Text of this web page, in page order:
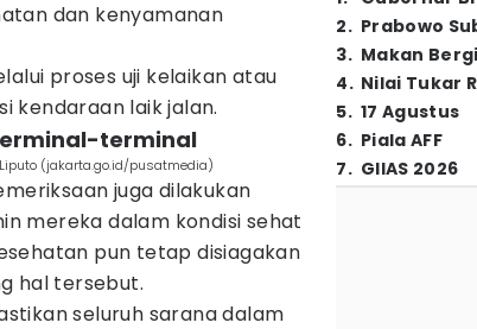
dan kenyamanan
proses uji kelaikan atau
kendaraan laik jalan.
terminal
(jakarta.go.id/pusatmedia)
juga dilakukan
mereka dalam kondisi sehat
pun tetap disiagakan
hal tersebut.
seluruh sarana dalam
2. Prabowo
3. Makan
4. Nilai Tukar
5. 17 Agustus
6. Piala AFF
7. GIIAS 2026